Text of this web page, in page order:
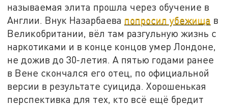
называемая элита прошла через обучение в
Англии. Внук Назарбаева попросил убежища в
Великобритании, вёл там разгульную жизнь с
наркотиками и в конце концов умер Лондоне,
не дожив до 30-летия. А пятью годами ранее
в Вене скончался его отец, по официальной
версии в результате суицида. Хорошенькая
перспективка для тех, кто всё ещё бредит